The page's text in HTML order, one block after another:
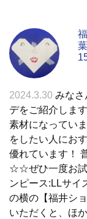
2024.3.30 みなさ
デをご紹介しま
素材になってい
をしたい人にお
優れています！
☆☆ぜひ一度お
ンピース:LLサイ
の横の【福井シ
いただくと、ほ